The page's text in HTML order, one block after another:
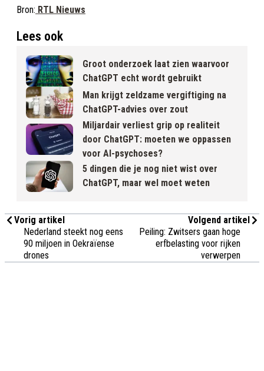
Bron: RTL Nieuws
Lees ook
Groot onderzoek laat zien waarvoor
ChatGPT echt wordt gebruikt
Man krijgt zeldzame vergiftiging na
ChatGPT-advies over zout
Miljardair verliest grip op realiteit
door ChatGPT: moeten we oppassen
voor AI-psychoses?
5 dingen die je nog niet wist over
ChatGPT, maar wel moet weten
Vorig artikel
Nederland steekt nog eens
90 miljoen in Oekraïense
drones
Volgend artikel
Peiling: Zwitsers gaan hoge
erfbelasting voor rijken
verwerpen